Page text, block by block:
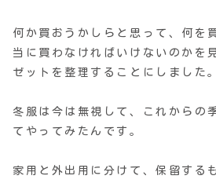
何か買おうかしらと思って、何を
当に買わなければいけないのかを
ゼットを整理することにしました。
冬服は今は無視して、これからの
てやってみたんです。
家用と外出用に分けて、保留する